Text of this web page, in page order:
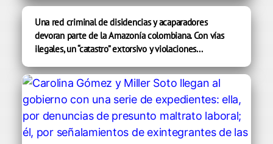
Una red criminal de disidencias y acaparadores
devoran parte de la Amazonía colombiana. Con vías
ilegales, un “catastro” extorsivo y violaciones...